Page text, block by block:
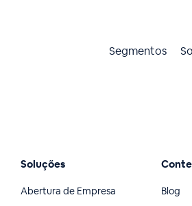
Segmentos
Soluções
Abertura de Empresa
Blog